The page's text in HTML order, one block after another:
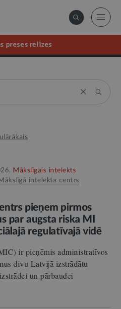
preses relīzes
Mākslīgais intelekts
intelekta centrs
pieņem pirmos
par augsta riska MI
regulatīvajā vidē
ir pieņēmis administratīvos
divu Latvijā izstrādātu
un pārbaudei